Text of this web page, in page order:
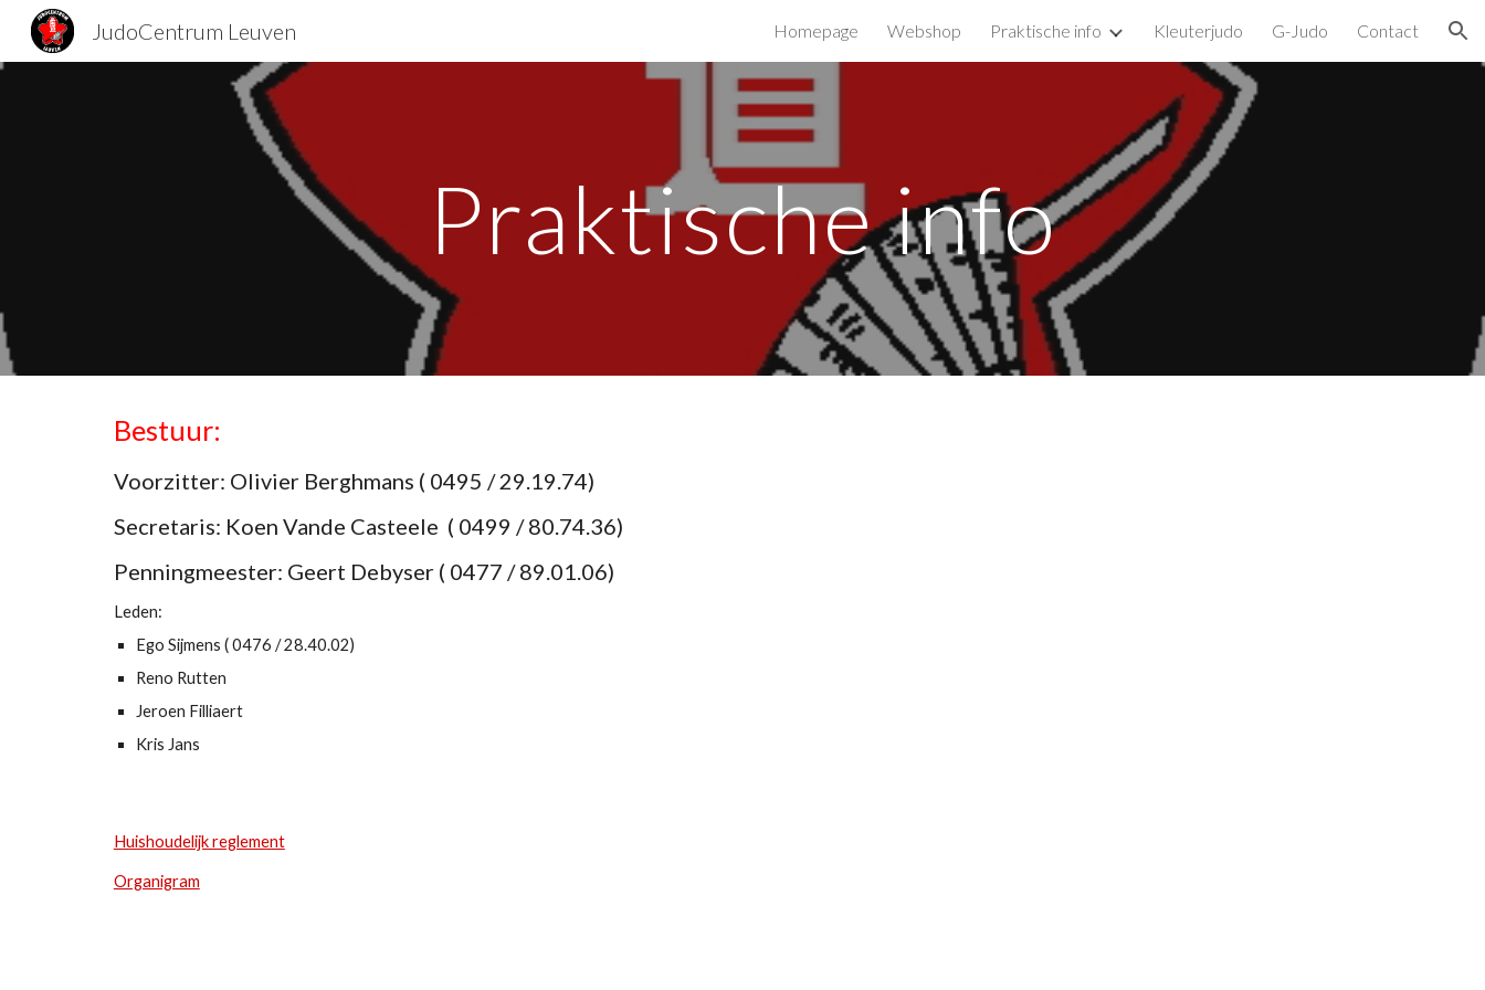
Skip to navigation
JudoCentrum Leuven Homepage Webshop Praktische info Kleuterjudo G-Judo Contact
Praktische info
Bestuur:
Voorzitter: Olivier Berghmans ( 0495 / 29.19.74)
Secretaris: Koen Vande Casteele ( 0499 / 80.74.36)
Penningmeester: Geert Debyser ( 0477 / 89.01.06)
Leden:
Ego Sijmens ( 0476 / 28.40.02)
Reno Rutten
Jeroen Filliaert
Kris Jans
Huishoudelijk reglement
Organigram